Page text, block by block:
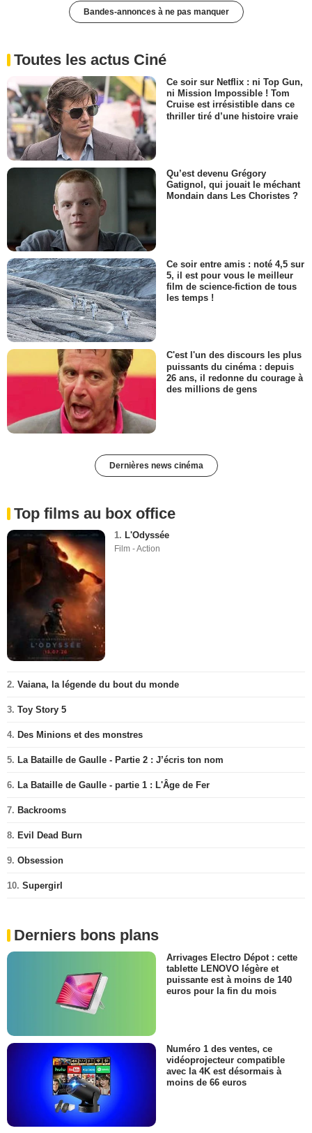
Bandes-annonces à ne pas manquer
Toutes les actus Ciné
Ce soir sur Netflix : ni Top Gun,
ni Mission Impossible ! Tom
Cruise est irrésistible dans ce
thriller tiré d’une histoire vraie
Qu’est devenu Grégory
Gatignol, qui jouait le méchant
Mondain dans Les Choristes ?
Ce soir entre amis : noté 4,5 sur
5, il est pour vous le meilleur
film de science-fiction de tous
les temps !
C'est l'un des discours les plus
puissants du cinéma : depuis
26 ans, il redonne du courage à
des millions de gens
Dernières news cinéma
Top films au box office
1. L'Odyssée
Film - Action
2. Vaiana, la légende du bout du monde
3. Toy Story 5
4. Des Minions et des monstres
5. La Bataille de Gaulle - Partie 2 : J’écris ton nom
6. La Bataille de Gaulle - partie 1 : L'Âge de Fer
7. Backrooms
8. Evil Dead Burn
9. Obsession
10. Supergirl
Derniers bons plans
Arrivages Electro Dépot : cette
tablette LENOVO légère et
puissante est à moins de 140
euros pour la fin du mois
Numéro 1 des ventes, ce
vidéoprojecteur compatible
avec la 4K est désormais à
moins de 66 euros